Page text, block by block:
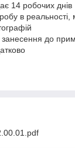
14 робочих днів
в
занесення до